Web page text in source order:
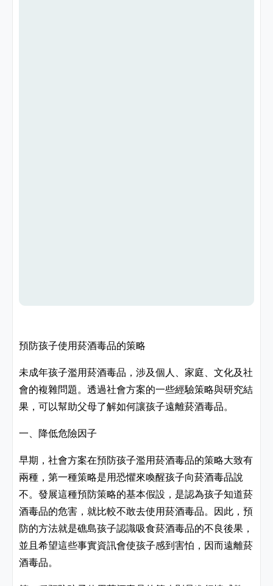
預防孩子使用菸酒毒品的策略
未成年孩子濫用菸酒毒品，涉及個人、家庭、文化及社
會的複雜問題。透過社會方案的一些經驗策略與研究結
果，可以幫助父母了解如何讓孩子遠離菸酒毒品。
一、降低危險因子
早期，社會方案在預防孩子濫用菸酒毒品的策略大致有
兩種，第一種策略是用恐懼來喚醒孩子向菸酒毒品說
不。發展這種預防策略的基本假設，是認為孩子知道菸
酒毒品的危害，就比較不敢去使用菸酒毒品。因此，預
防的方法就是礁島孩子認識吸食菸酒毒品的不良後果，
並且希望這些事實資訊會使孩子感到害怕，因而遠離菸
酒毒品。